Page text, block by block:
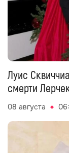
Луис
смерти
08 августа